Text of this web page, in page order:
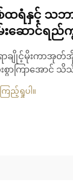
ထရံနှင့် သ
းဆောင်ရည်ကွာ
ာချိုင့်မိုးကာအုတ်
းစွာကြာအော
ပြုခဲ့သည့်နေရာမှ
ြည့်ရှုပါ။